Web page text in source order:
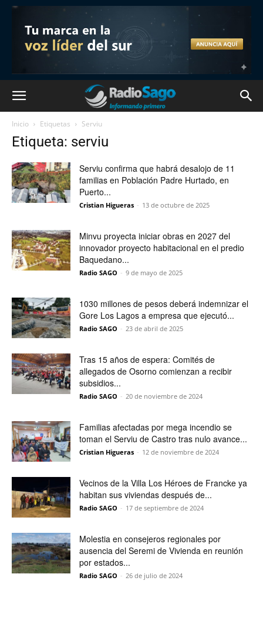
Inicio Etiquetas Serviu
Etiqueta: serviu
Serviu confirma que habrá desalojo de 11
familias en Población Padre Hurtado, en
Puerto...
Cristian Higueras - 13 de octubre de 2025
Minvu proyecta iniciar obras en 2027 del
innovador proyecto habitacional en el predio
Baquedano...
Radio SAGO - 9 de mayo de 2025
1030 millones de pesos deberá indemnizar el
Gore Los Lagos a empresa que ejecutó...
Radio SAGO - 23 de abril de 2025
Tras 15 años de espera: Comités de
allegados de Osorno comienzan a recibir
subsidios...
Radio SAGO - 20 de noviembre de 2024
Familias afectadas por mega incendio se
toman el Serviu de Castro tras nulo avance...
Cristian Higueras - 12 de noviembre de 2024
Vecinos de la Villa Los Héroes de Francke ya
habitan sus viviendas después de...
Radio SAGO - 17 de septiembre de 2024
Molestia en consejeros regionales por
ausencia del Seremi de Vivienda en reunión
por estados...
Radio SAGO - 26 de julio de 2024